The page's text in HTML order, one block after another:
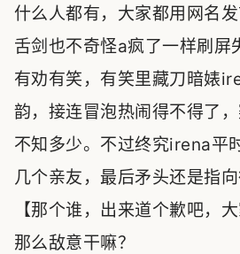
什么人都有，大家都用网名
舌剑也不奇怪a疯了一样刷屏
有劝有笑，有笑里藏刀暗婊
韵，接连冒泡热闹得不得了
不知多少。不过终究irena平
几个亲友，最后矛头还是指
【那个谁，出来道个歉吧，
那么敌意干嘛？